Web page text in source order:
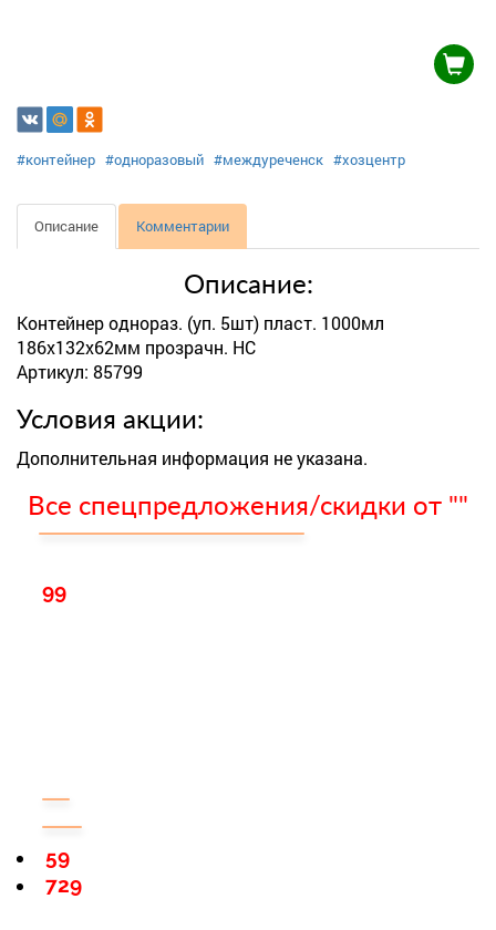
#контейнер #одноразовый #междуреченск #хозцентр
Описание Комментарии
Описание:
Контейнер однораз. (уп. 5шт) пласт. 1000мл
186х132х62мм прозрачн. НС
Артикул: 85799
Условия акции:
Дополнительная информация не указана.
Все спецпредложения/скидки от ""
99
729
59